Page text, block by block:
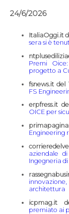
24/6/2026
ItaliaOggi.it
sera si è
Premi
progetto a
fsnews.it del
FS
erpfress.it
OICE per
Engineering
aziendale
Ingegneria
architettura
icpmag.it
premiato ai